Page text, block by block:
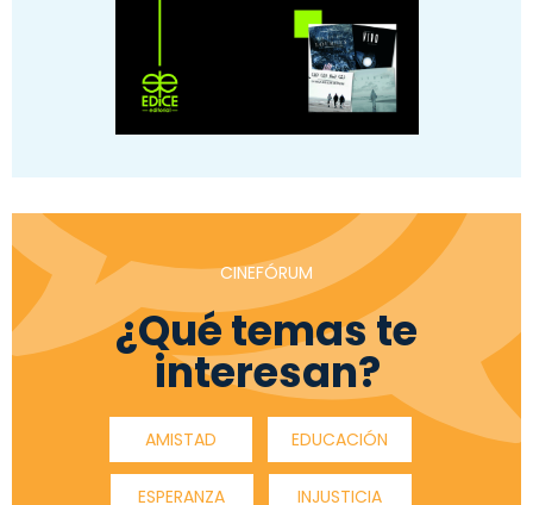
CINEFÓRUM
¿Qué temas te
interesan?
AMISTAD EDUCACIÓN
ESPERANZA INJUSTICIA